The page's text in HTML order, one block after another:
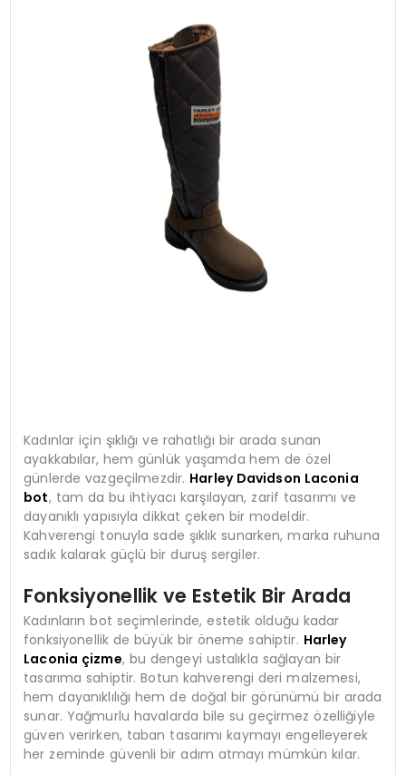
Kadınlar için şıklığı ve rahatlığı bir arada sunan
ayakkabılar, hem günlük yaşamda hem de özel
günlerde vazgeçilmezdir. Harley Davidson Laconia
bot, tam da bu ihtiyacı karşılayan, zarif tasarımı ve
dayanıklı yapısıyla dikkat çeken bir modeldir.
Kahverengi tonuyla sade şıklık sunarken, marka ruhuna
sadık kalarak güçlü bir duruş sergiler.
Fonksiyonellik ve Estetik Bir Arada
Kadınların bot seçimlerinde, estetik olduğu kadar
fonksiyonellik de büyük bir öneme sahiptir. Harley
Laconia çizme, bu dengeyi ustalıkla sağlayan bir
tasarıma sahiptir. Botun kahverengi deri malzemesi,
hem dayanıklılığı hem de doğal bir görünümü bir arada
sunar. Yağmurlu havalarda bile su geçirmez özelliğiyle
güven verirken, taban tasarımı kaymayı engelleyerek
her zeminde güvenli bir adım atmayı mümkün kılar.